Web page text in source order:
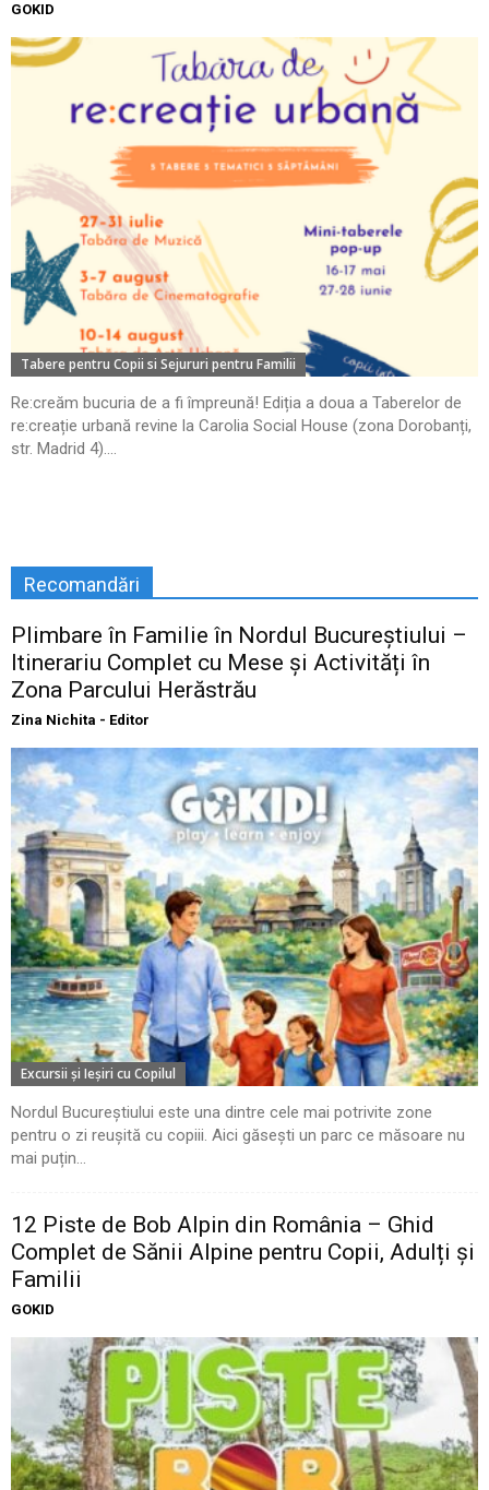
GOKID
Tabere pentru Copii si Sejururi pentru Familii
Re:creăm bucuria de a fi împreună! Ediția a doua a Taberelor de
re:creație urbană revine la Carolia Social House (zona Dorobanți,
str. Madrid 4)....
Recomandări
Plimbare în Familie în Nordul Bucureștiului –
Itinerariu Complet cu Mese și Activități în
Zona Parcului Herăstrău
Zina Nichita - Editor
Excursii şi Ieşiri cu Copilul
Nordul Bucureștiului este una dintre cele mai potrivite zone
pentru o zi reușită cu copiii. Aici găsești un parc ce măsoare nu
mai puțin...
12 Piste de Bob Alpin din România – Ghid
Complet de Sănii Alpine pentru Copii, Adulți și
Familii
GOKID